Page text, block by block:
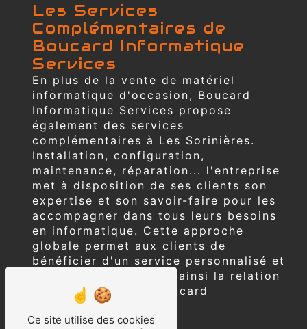
Les Services
Complémentaires de
Boucard Informatique
Services
En plus de la vente de matériel
informatique d'occasion, Boucard
Informatique Services propose
également des services
complémentaires à Les Sorinières.
Installation, configuration,
maintenance, réparation... l'entreprise
met à disposition de ses clients son
expertise et son savoir-faire pour les
accompagner dans tous leurs besoins
en informatique. Cette approche
globale permet aux clients de
bénéficier d'un service personnalisé et
de qualité, renforçant ainsi la relation
de confiance avec Boucard
Informatique Services.
Ce site utilise des cookies